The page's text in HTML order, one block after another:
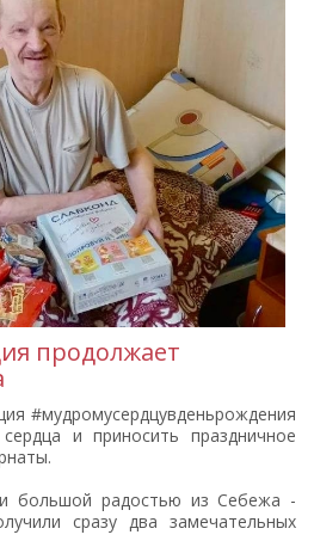
продолжает
#мудромусердцувденьрождения
и приносить праздничное
большой радостью из Себежа -
сразу два замечательных